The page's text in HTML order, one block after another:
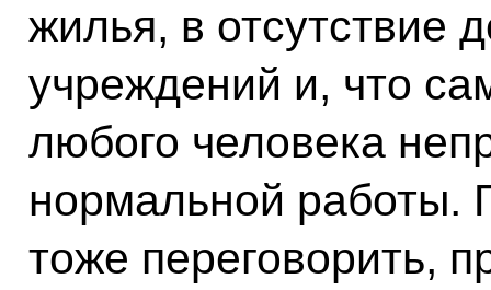
жилья, в отсутствие
учреждений и, что
любого человека
нормальной работы.
тоже переговорить,